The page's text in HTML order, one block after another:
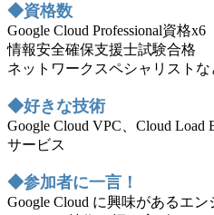
◆資格数
Google Cloud Professional資格x6
情報安全確保支援士試験合格
ネットワークスペシャリストな
◆好きな技術
Google Cloud VPC、Cloud
サービス
◆参加者に一言！
Google Cloud に興味があるエ